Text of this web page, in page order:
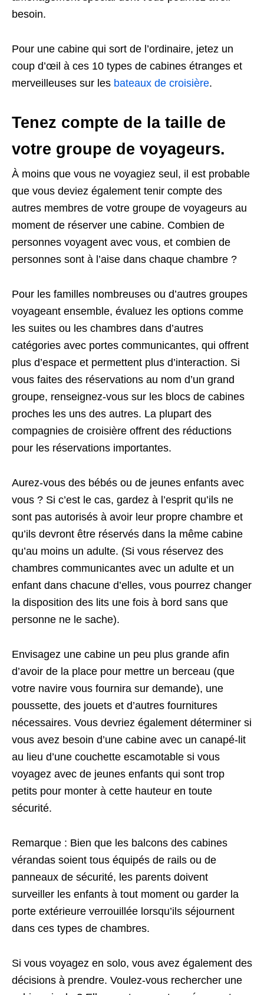
besoin.
Pour une cabine qui sort de l’ordinaire, jetez un
coup d’œil à ces 10 types de cabines étranges et
merveilleuses sur les bateaux de croisière.
Tenez compte de la taille de
votre groupe de voyageurs.
À moins que vous ne voyagiez seul, il est probable
que vous deviez également tenir compte des
autres membres de votre groupe de voyageurs au
moment de réserver une cabine. Combien de
personnes voyagent avec vous, et combien de
personnes sont à l’aise dans chaque chambre ?
Pour les familles nombreuses ou d’autres groupes
voyageant ensemble, évaluez les options comme
les suites ou les chambres dans d’autres
catégories avec portes communicantes, qui offrent
plus d’espace et permettent plus d’interaction. Si
vous faites des réservations au nom d’un grand
groupe, renseignez-vous sur les blocs de cabines
proches les uns des autres. La plupart des
compagnies de croisière offrent des réductions
pour les réservations importantes.
Aurez-vous des bébés ou de jeunes enfants avec
vous ? Si c’est le cas, gardez à l’esprit qu’ils ne
sont pas autorisés à avoir leur propre chambre et
qu’ils devront être réservés dans la même cabine
qu’au moins un adulte. (Si vous réservez des
chambres communicantes avec un adulte et un
enfant dans chacune d’elles, vous pourrez changer
la disposition des lits une fois à bord sans que
personne ne le sache).
Envisagez une cabine un peu plus grande afin
d’avoir de la place pour mettre un berceau (que
votre navire vous fournira sur demande), une
poussette, des jouets et d’autres fournitures
nécessaires. Vous devriez également déterminer si
vous avez besoin d’une cabine avec un canapé-lit
au lieu d’une couchette escamotable si vous
voyagez avec de jeunes enfants qui sont trop
petits pour monter à cette hauteur en toute
sécurité.
Remarque : Bien que les balcons des cabines
vérandas soient tous équipés de rails ou de
panneaux de sécurité, les parents doivent
surveiller les enfants à tout moment ou garder la
porte extérieure verrouillée lorsqu’ils séjournent
dans ces types de chambres.
Si vous voyagez en solo, vous avez également des
décisions à prendre. Voulez-vous rechercher une